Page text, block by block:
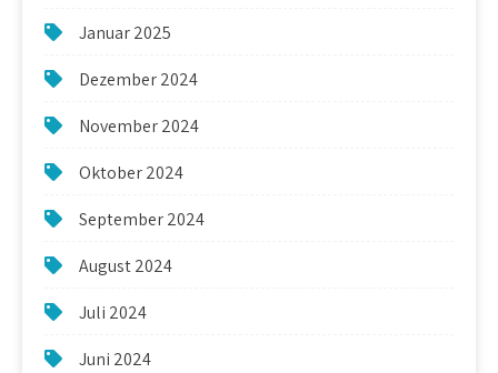
Januar 2025
Dezember 2024
November 2024
Oktober 2024
September 2024
August 2024
Juli 2024
Juni 2024